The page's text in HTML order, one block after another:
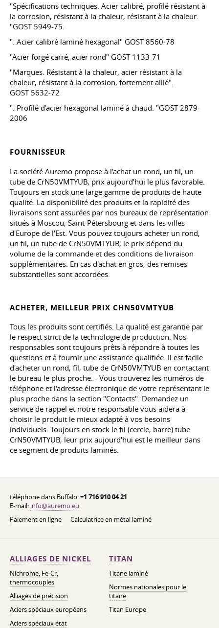
"Spécifications techniques. Acier calibré, profilé résistant à
la corrosion, résistant à la chaleur, résistant à la chaleur.
"GOST 5949-75.
". Acier calibré laminé hexagonal" GOST8560-78
"Acier forgé carré, acier rond" GOST 1133-71
"Marques. Résistant à la chaleur, acier résistant à la
chaleur, résistant à la corrosion, fortement allié".
GOST 5632-72
". Profilé d'acier hexagonal laminé à chaud. "GOST 2879-
2006
FOURNISSEUR
La société Auremo propose à l'achat un rond, un fil, un
tube de CrN50VMTYUB, prix aujourd'hui le plus favorable.
Toujours en stock une large gamme de produits de haute
qualité. La disponibilité des produits et la rapidité des
livraisons sont assurées par nos bureaux de représentation
situés à Moscou, Saint-Pétersbourg et dans les villes
d'Europe de l'Est. Vous pouvez toujours acheter un rond,
un fil, un tube de CrN50VMTYUB, le prix dépend du
volume de la commande et des conditions de livraison
supplémentaires. En cas d'achat en gros, des remises
substantielles sont accordées.
ACHETER, MEILLEUR PRIX CHN50VMTYUB
Tous les produits sont certifiés. La qualité est garantie par
le respect strict de la technologie de production. Nos
responsables sont toujours prêts à répondre à toutes les
questions et à fournir une assistance qualifiée. Il est facile
d'acheter un rond, fil, tube de CrN50VMTYUB en contactant
le bureau le plus proche. - Vous trouverez les numéros de
téléphone et l'adresse électronique de votre représentant le
plus proche dans la section "Contacts". Demandez un
service de rappel et notre responsable vous aidera à
choisir le produit le mieux adapté à vos besoins
individuels. Toujours en stock le fil (cercle, barre) tube
CrN50VMTYUB, leur prix aujourd'hui est le meilleur dans
ce segment de produits laminés.
téléphone dans Buffalo:+1 716 910 04 21
E-mail: info@auremo.eu
Paiement en ligne
Calculatrice en métal laminé
ALLIAGES DE NICKEL
Nichrome, Fe-Cr,
thermocouples
Alliages de précision
Aciers spéciaux européens
Aciers spéciaux état
TITAN
Titane laminé
Normes nationales pour le
titane
Titan Europe